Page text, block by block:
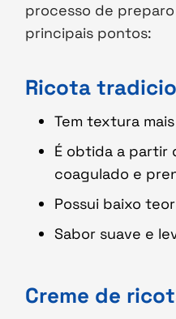
processo de
principais pontos:
Ricota
Tem textura
É obtida a partir
coagulado e
Possui baixo
Sabor suave e
Creme de